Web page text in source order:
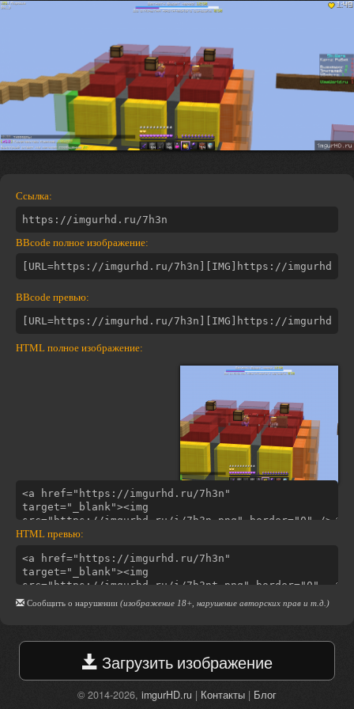
Ссылка:
BBcode полное изображение:
BBcode превью:
HTML полное изображение:
HTML превью:
Сообщить о нарушении (изображение 18+, нарушение авторских прав и т.д.)
Загрузить изображение
© 2014-2026, imgurHD.ru | Контакты | Блог